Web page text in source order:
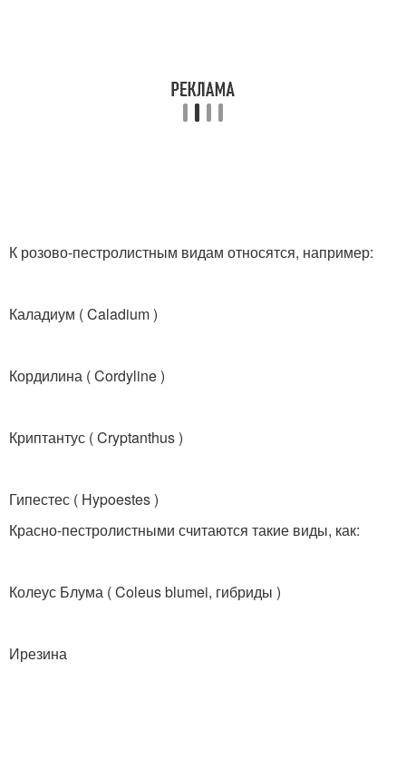
К розово-пестролистным видам относятся, например:
Каладиум ( Caladium )
Кордилина ( Cordyline )
Криптантус ( Cryptanthus )
Гипестес ( Hypoestes )
Красно-пестролистными считаются такие виды, как:
Колеус Блума ( Coleus blumei, гибриды )
Ирезина